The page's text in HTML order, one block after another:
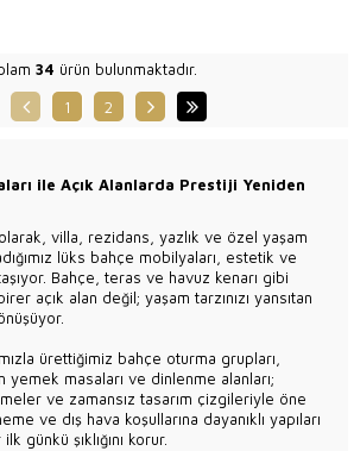
34 ürün bulunmaktadır.
1
2
ile Açık Alanlarda Prestiji Yeniden
villa, rezidans, yazlık ve özel yaşam
lüks bahçe mobilyaları, estetik ve
Bahçe, teras ve havuz kenarı gibi
açık alan değil; yaşam tarzınızı yansıtan
ürettiğimiz bahçe oturma grupları,
yemek masaları ve dinlenme alanları;
ve zamansız tasarım çizgileriyle öne
ve dış hava koşullarına dayanıklı yapıları
günkü şıklığını korur.